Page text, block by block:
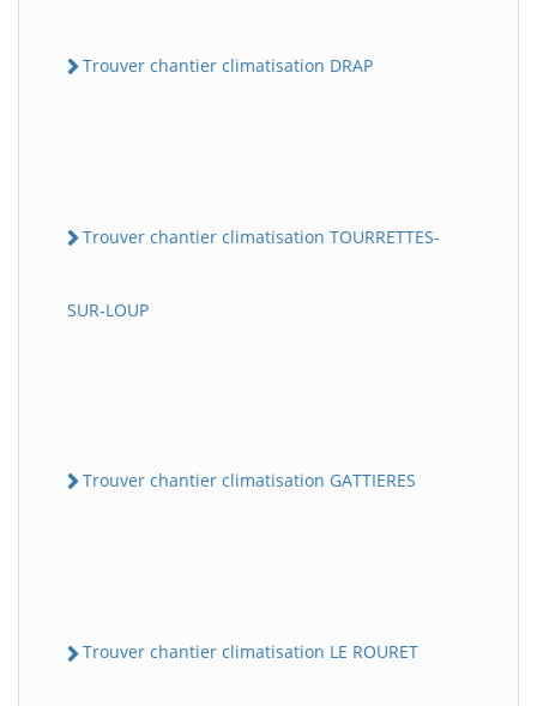
Trouver chantier climatisation DRAP
Trouver chantier climatisation TOURRETTES-
SUR-LOUP
Trouver chantier climatisation GATTIERES
Trouver chantier climatisation LE ROURET